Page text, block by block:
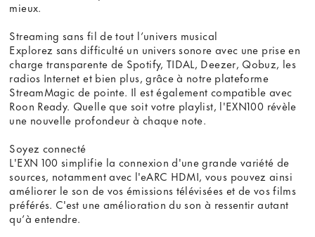
mieux.
Streaming sans fil de tout l’univers musical
Explorez sans difficulté un univers sonore avec une prise en
charge transparente de Spotify, TIDAL, Deezer, Qobuz, les
radios Internet et bien plus, grâce à notre plateforme
StreamMagic de pointe. Il est également compatible avec
Roon Ready. Quelle que soit votre playlist, l'EXN100 révèle
une nouvelle profondeur à chaque note.
Soyez connecté
L'EXN 100 simplifie la connexion d'une grande variété de
sources, notamment avec l'eARC HDMI, vous pouvez ainsi
améliorer le son de vos émissions télévisées et de vos films
préférés. C'est une amélioration du son à ressentir autant
qu’à entendre.